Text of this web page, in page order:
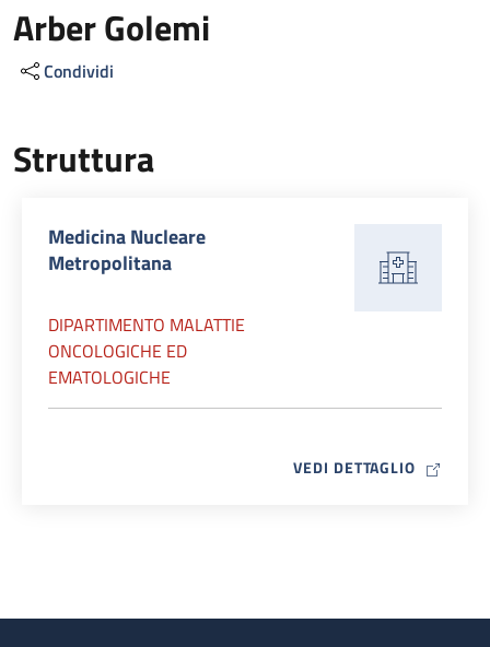
Arber Golemi
Condividi
Struttura
Medicina Nucleare
Metropolitana
DIPARTIMENTO MALATTIE
ONCOLOGICHE ED
EMATOLOGICHE
VEDI DETTAGLIO MAP ICON